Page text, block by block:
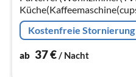
Kühlschrank(+
Schlafzimmer(Etagenbett)
Kostenfreie Stornierung
ab 37€/ Nacht